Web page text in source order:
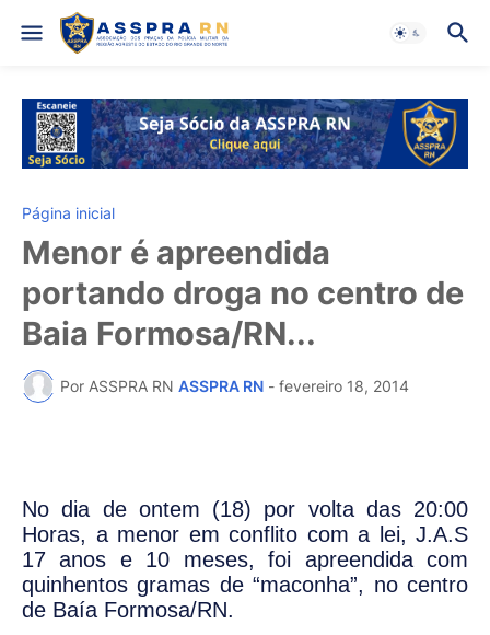
Página inicial
Menor é apreendida
portando droga no centro de
Baia Formosa/RN...
Por ASSPRA RN ASSPRA RN - fevereiro 18, 2014
No dia de ontem (18) por volta das 20:00
Horas, a menor em conflito com a lei, J.A.S
17 anos e 10 meses, foi apreendida com
quinhentos gramas de “maconha”, no centro
de Baía Formosa/RN.